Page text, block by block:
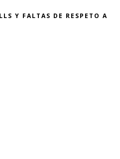
Y FALTAS DE RESPETO A